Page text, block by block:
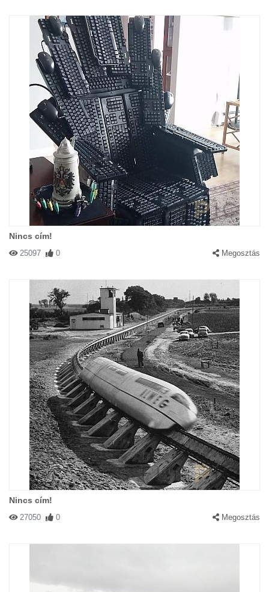
Nincs cím!
25097 0 Megosztás
Nincs cím!
27050 0 Megosztás